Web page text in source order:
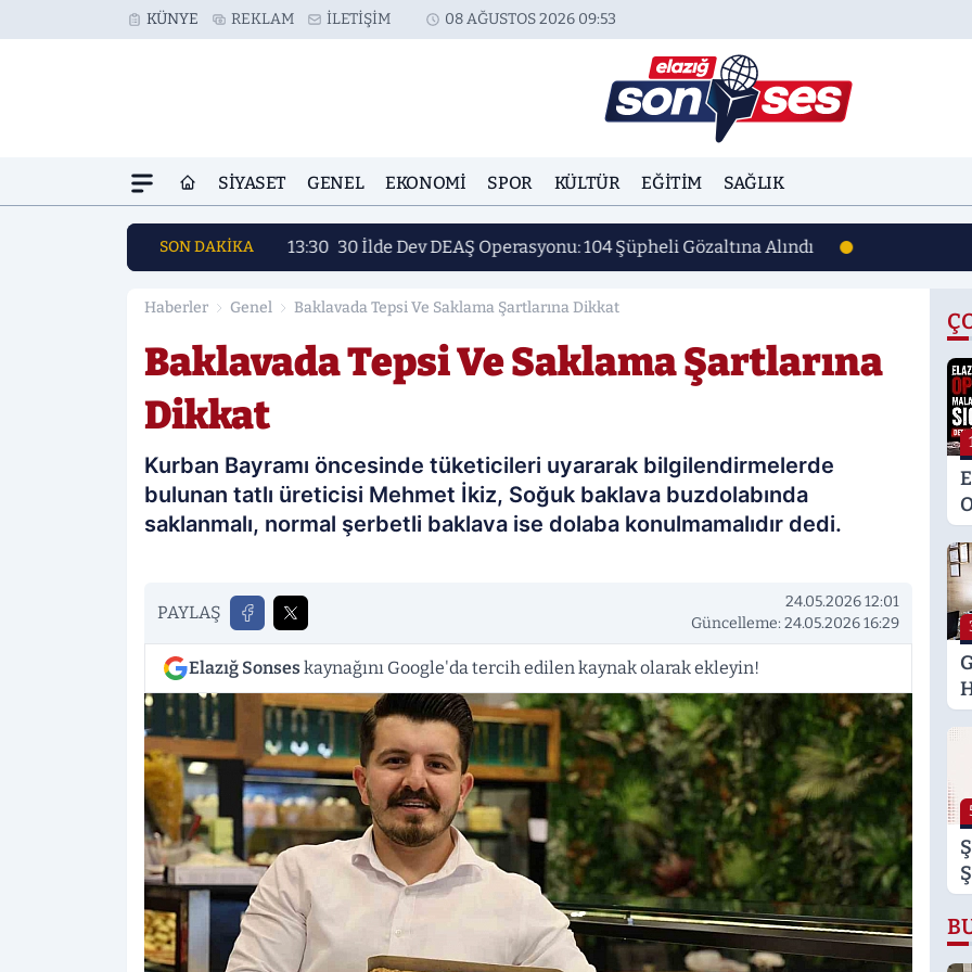
KÜNYE REKLAM İLETIŞIM 08 AĞUSTOS 2026 09:53
SIYASET GENEL EKONOMI SPOR KÜLTÜR EĞITIM SAĞLIK
SON DAKİKA 13:30 30 İlde Dev DEAŞ Operasyonu: 104 Şüpheli Gözaltına Alındı
Haberler Genel Baklavada Tepsi Ve Saklama Şartlarına Dikkat
Baklavada Tepsi Ve Saklama Şartlarına
Dikkat
Kurban Bayramı öncesinde tüketicileri uyararak bilgilendirmelerde
bulunan tatlı üreticisi Mehmet İkiz, Soğuk baklava buzdolabında
saklanmalı, normal şerbetli baklava ise dolaba konulmamalıdır dedi.
PAYLAŞ
24.05.2026 12:01
Güncelleme: 24.05.2026 16:29
Elazığ Sonses kaynağını Google'da tercih edilen kaynak olarak ekleyin!